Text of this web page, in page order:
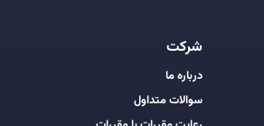
شرکت
درباره ما
سوالات متداول